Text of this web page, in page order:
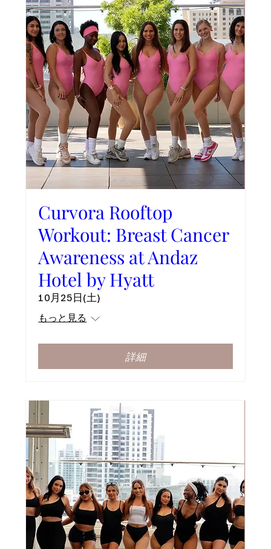
Curvora Rooftop
Workout: Breast Cancer
Awareness at Andaz
Hotel by Hyatt
10月25日(土)
もっと見る
詳細